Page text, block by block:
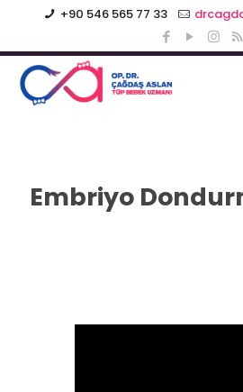
+90 546 565 77 33
Embriyo